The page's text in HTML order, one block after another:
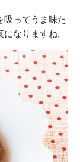
吸ってうま味た
なりますね。